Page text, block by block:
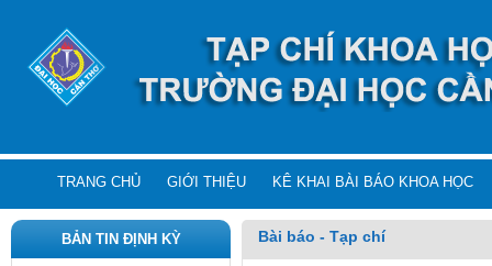
TRANG CHỦ GIỚI THIỆU KÊ KHAI BÀI BÁO KHOA HỌC
BẢN TIN ĐỊNH KỲ Bài báo - Tạp chí